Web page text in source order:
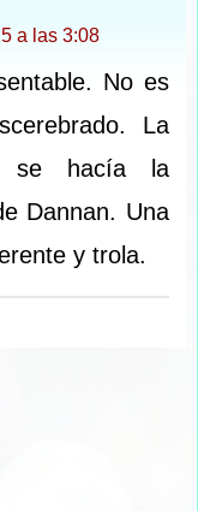
a las 3:08
No es
La
se hacía la
Dannan. Una
y trola.